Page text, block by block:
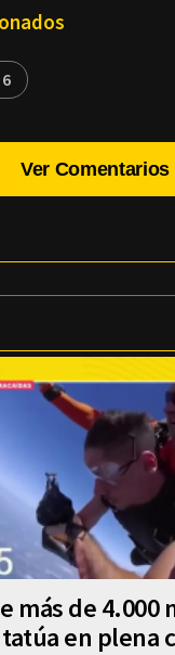
Ver Comentarios
más de 4.000
en plena